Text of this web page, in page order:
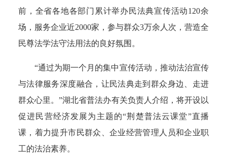
前，全省各地各部门累计举办民法典宣传活动120余
场，服务企业近2000家，参与群众3万余人次，营造全
民尊法学法守法用法的良好氛围。
“通过为期一个月的集中宣传活动，推动法治宣传
与法律服务深度融合，让民法典走到群众身边、走进
群众心里。”湖北省普法办有关负责人介绍，将开设以
促进民营经济发展为主题的“荆楚普法云课堂”直播
课，着力提升市民群众、企业经营管理人员和企业职
工的法治素养。